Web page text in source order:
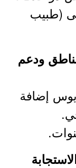
(طبيب
ودعم
إضافة